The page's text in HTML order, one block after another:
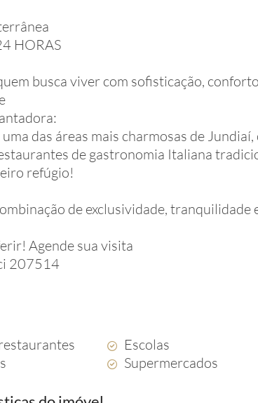
HORAS
busca viver com sofisticação,
das áreas mais charmosas de
de gastronomia Italiana
refúgio!
de exclusividade, tranquilidade
Agende sua visita
207514
Escolas
Supermercados